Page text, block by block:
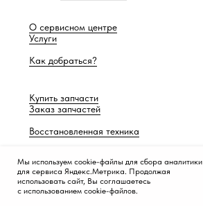
Разработка сайта —Работает само
О сервисном центре
Услуги
Как добраться?
Купить запчасти
Заказ запчастей
Восстановленная техника
Мы используем cookie-файлы для сбора аналитики
для сервиса Яндекс.Метрика. Продолжая
использовать сайт, Вы соглашаетесь
с использованием cookie-файлов.